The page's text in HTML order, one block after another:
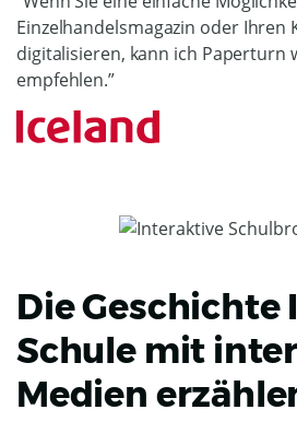
Einzelhandelsmagazin oder Ihren
digitalisieren, kann ich Paperturn
empfehlen.”
Die Geschichte
Schule mit
Medien